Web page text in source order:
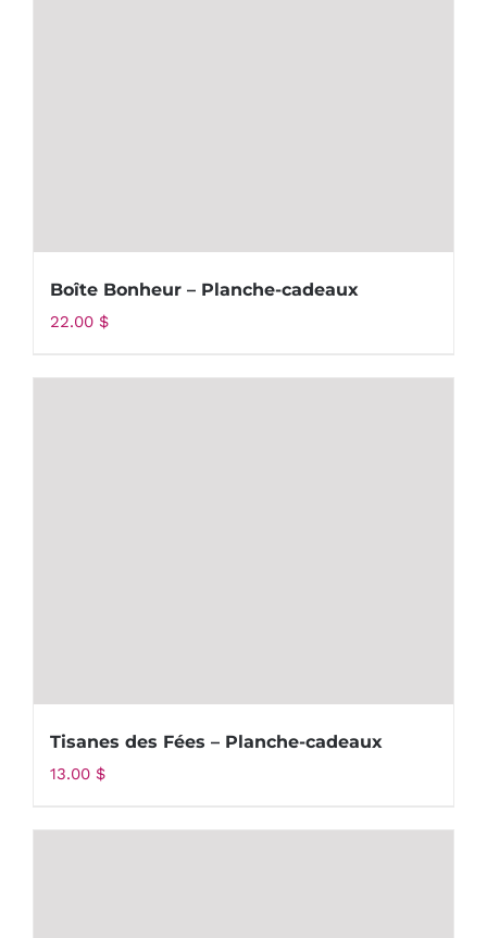
Boîte Bonheur – Planche-cadeaux
22.00 $
Tisanes des Fées – Planche-cadeaux
13.00 $